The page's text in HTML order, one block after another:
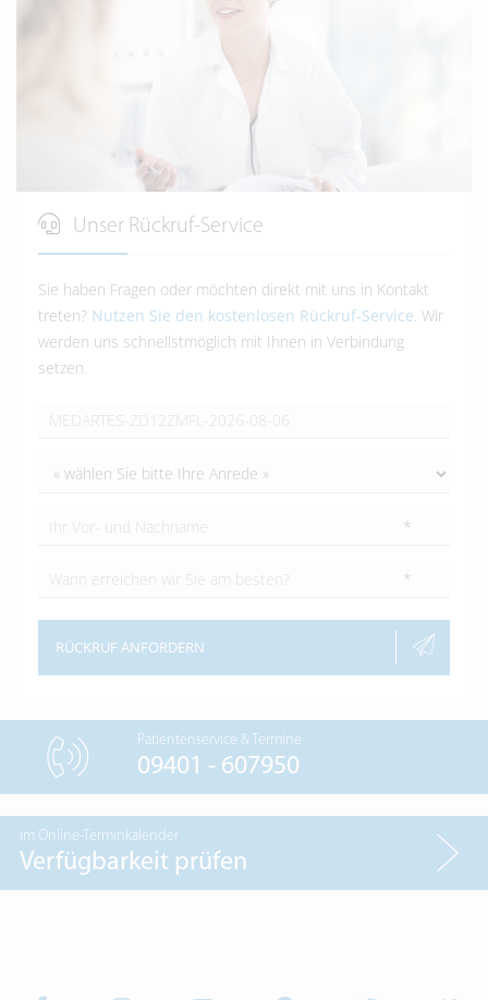
Unser Rückruf-Service
Sie haben Fragen oder möchten direkt mit uns in Kontakt
treten? Nutzen Sie den kostenlosen Rückruf-Service . Wir
werden uns schnellstmöglich mit Ihnen in Verbindung
setzen.
*
*
RÜCKRUF ANFORDERN
Patientenservice & Termine
09401 - 607950
im Online-Terminkalender
Verfügbarkeit prüfen